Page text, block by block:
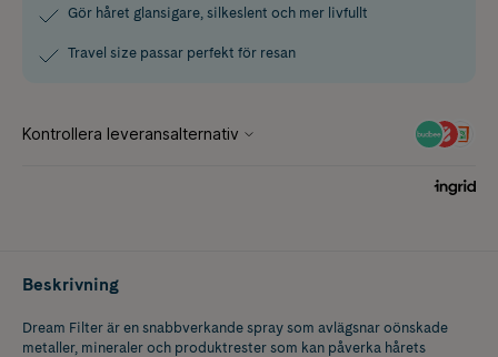
Gör håret glansigare, silkeslent och mer livfullt
Travel size passar perfekt för resan
Beskrivning
Dream Filter är en snabbverkande spray som avlägsnar oönskade
metaller, mineraler och produktrester som kan påverka hårets